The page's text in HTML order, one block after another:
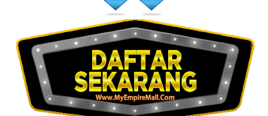
SEMBILAN(10)
KEDAH(13)